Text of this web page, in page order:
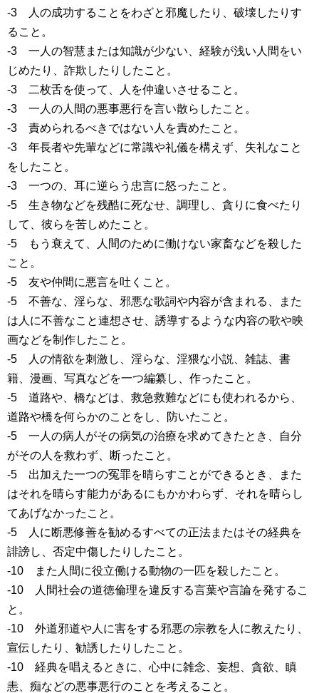
-3 人の成功することをわざと邪魔したり、破壊したりす
ること。
-3 一人の智慧または知識が少ない、経験が浅い人間をい
じめたり、詐欺したりしたこと。
-3 二枚舌を使って、人を仲違いさせること。
-3 一人の人間の悪事悪行を言い散らしたこと。
-3 責められるべきではない人を責めたこと。
-3 年長者や先輩などに常識や礼儀を構えず、失礼なこと
をしたこと。
-3 一つの、耳に逆らう忠言に怒ったこと。
-5 生き物などを残酷に死なせ、調理し、貪りに食べたり
して、彼らを苦しめたこと。
-5 もう衰えて、人間のために働けない家畜などを殺した
こと。
-5 友や仲間に悪言を吐くこと。
-5 不善な、淫らな、邪悪な歌詞や内容が含まれる、また
は人に不善なこと連想させ、誘導するような内容の歌や映
画などを制作したこと。
-5 人の情欲を刺激し、淫らな、淫猥な小説、雑誌、書
籍、漫画、写真などを一つ編纂し、作ったこと。
-5 道路や、橋などは、救急救難などにも使われるから、
道路や橋を何らかのことをし、防いたこと。
-5 一人の病人がその病気の治療を求めてきたとき、自分
がその人を救わず、断ったこと。
-5 出加えた一つの冤罪を晴らすことができるとき、また
はそれを晴らす能力があるにもかかわらず、それを晴らし
てあげなかったこと。
-5 人に断悪修善を勧めるすべての正法またはその経典を
誹謗し、否定中傷したりしたこと。
-10 また人間に役立働ける動物の一匹を殺したこと。
-10 人間社会の道徳倫理を違反する言葉や言論を発するこ
と。
-10 外道邪道や人に害をする邪悪の宗教を人に教えたり、
宣伝したり、勧誘したりしたこと。
-10 経典を唱えるときに、心中に雑念、妄想、貪欲、瞋
恚、痴などの悪事悪行のことを考えること。